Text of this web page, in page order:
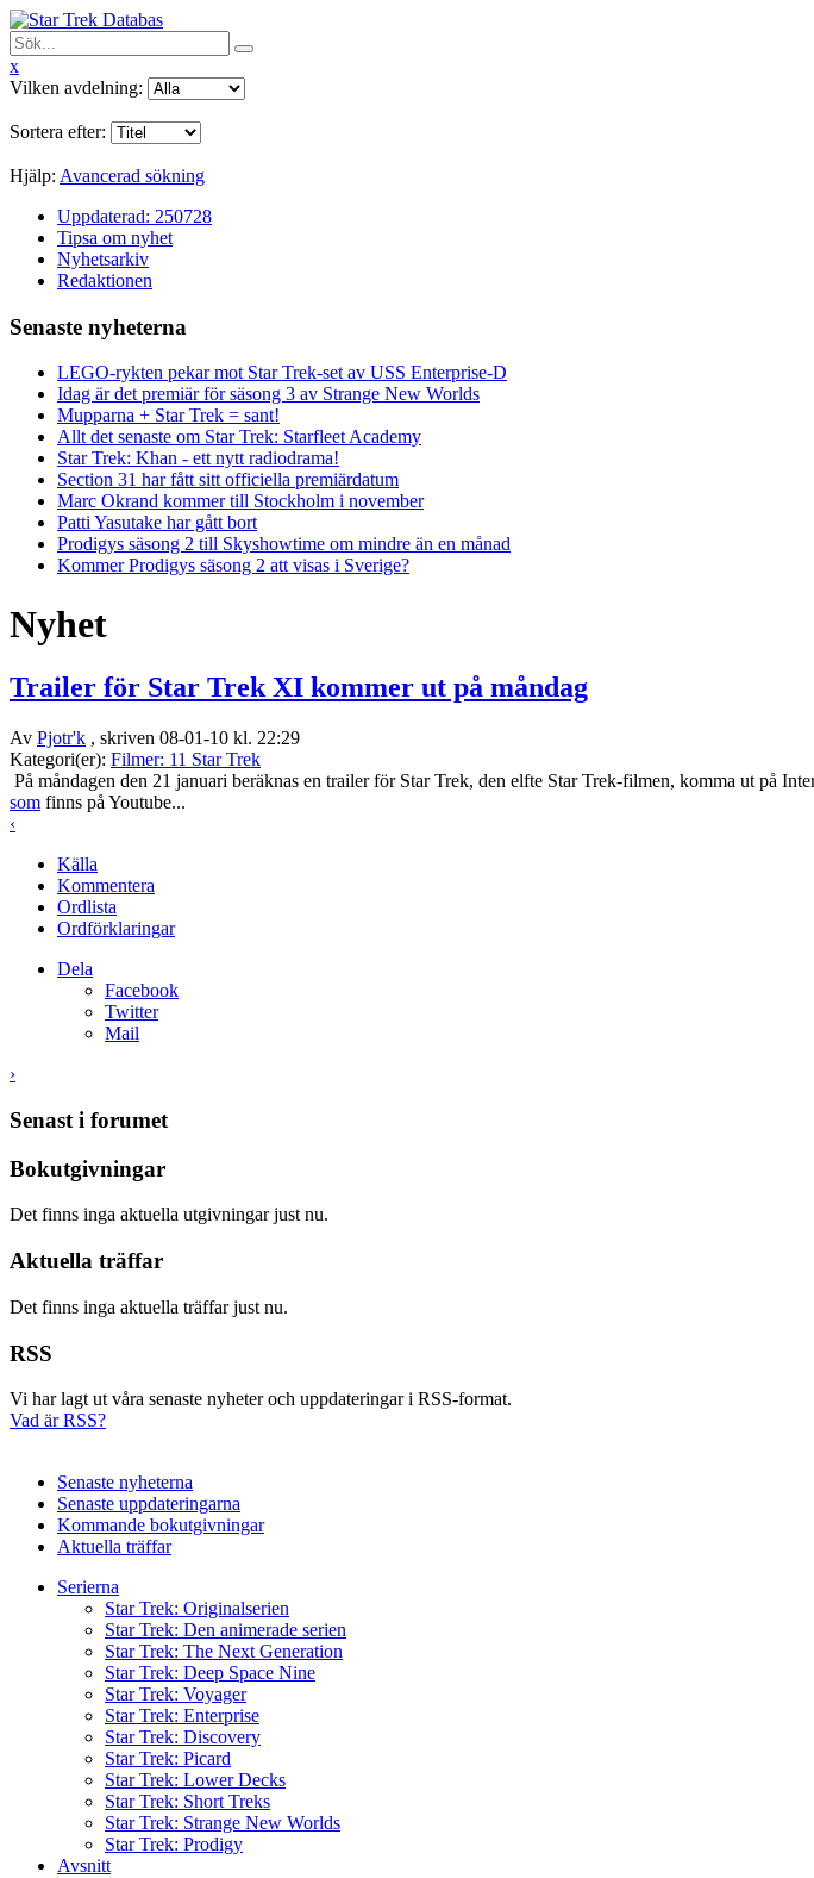
x
Vilken avdelning:
Sortera efter:
Hjälp: Avancerad sökning
Uppdaterad: 250728
Tipsa om nyhet
Nyhetsarkiv
Redaktionen
Senaste nyheterna
LEGO-rykten pekar mot Star Trek-set av USS Enterprise-D
Idag är det premiär för säsong 3 av Strange New Worlds
Mupparna + Star Trek = sant!
Allt det senaste om Star Trek: Starfleet Academy
Star Trek: Khan - ett nytt radiodrama!
Section 31 har fått sitt officiella premiärdatum
Marc Okrand kommer till Stockholm i november
Patti Yasutake har gått bort
Prodigys säsong 2 till Skyshowtime om mindre än en månad
Kommer Prodigys säsong 2 att visas i Sverige?
Nyhet
Trailer för Star Trek XI kommer ut på måndag
Av Pjotr'k , skriven 08-01-10 kl. 22:29
Kategori(er): Filmer: 11 Star Trek
På måndagen den 21 januari beräknas en trailer för Star Trek, den elfte Star Trek-filmen, komma ut på
som finns på Youtube...
‹
Källa
Kommentera
Ordlista
Ordförklaringar
Dela
Facebook
Twitter
Mail
›
Senast i forumet
Bokutgivningar
Det finns inga aktuella utgivningar just nu.
Aktuella träffar
Det finns inga aktuella träffar just nu.
RSS
Vi har lagt ut våra senaste nyheter och uppdateringar i RSS-format.
Vad är RSS?
Senaste nyheterna
Senaste uppdateringarna
Kommande bokutgivningar
Aktuella träffar
Serierna
Star Trek: Originalserien
Star Trek: Den animerade serien
Star Trek: The Next Generation
Star Trek: Deep Space Nine
Star Trek: Voyager
Star Trek: Enterprise
Star Trek: Discovery
Star Trek: Picard
Star Trek: Lower Decks
Star Trek: Short Treks
Star Trek: Strange New Worlds
Star Trek: Prodigy
Avsnitt